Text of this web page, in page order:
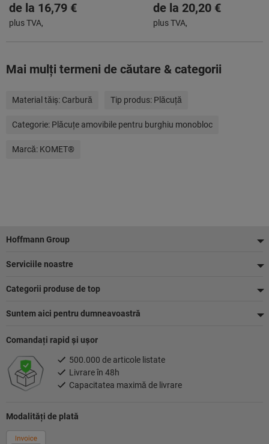
de la 16,79 €
plus TVA,
de la 20,20 €
plus TVA,
Mai mulţi termeni de căutare & categorii
Material tăiș: Carbură Tip produs: Plăcuţă
Categorie: Plăcuţe amovibile pentru burghiu monobloc
Marcă: KOMET®
Footer
Hoffmann Group
Serviciile noastre
Categorii produse de top
Suntem aici pentru dumneavoastră
Modalităţi de plată
Comandaţi rapid şi uşor
500.000 de articole listate
Livrare în 48h
Capacitatea maximă de livrare